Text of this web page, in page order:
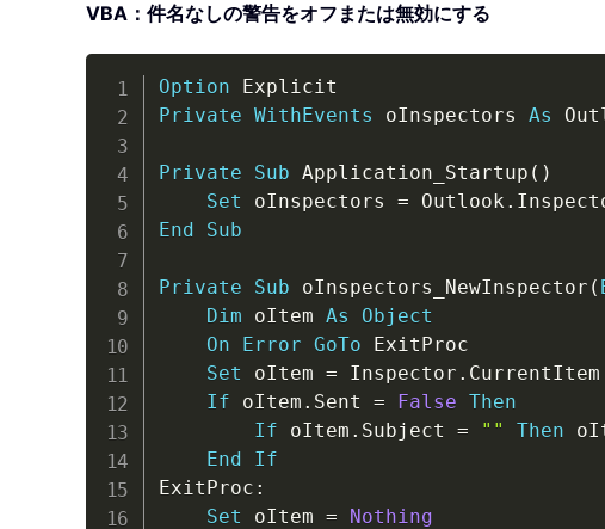
VBA：件名なしの警告をオフまたは無効にする
Option
Private WithEvents oInspectors As
Private Sub Application_Startup ( )
Set oInspectors = Outlook .
End
Sub
Private Sub oInspectors_NewInspector (
Dim oItem As
Object
On
Error GoTo ExitProc
Set oItem = Inspector . CurrentItem
If oItem . Sent = False Then
If oItem . Subject = "" Then
End
If
ExitProc :
Set oItem =
Nothing